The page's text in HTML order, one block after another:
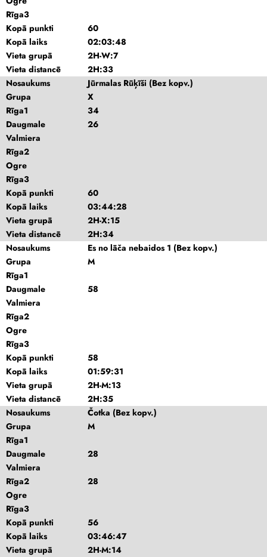
Rīga3
Kopā punkti
60
Kopā laiks
02:03:48
Vieta grupā
2H-W:7
Vieta distancē
2H:33
Nosaukums
Jūrmalas Rūķīši (Bez kopv.)
Grupa
X
Rīga1
34
Daugmale
26
Valmiera
Rīga2
Ogre
Rīga3
Kopā punkti
60
Kopā laiks
03:44:28
Vieta grupā
2H-X:15
Vieta distancē
2H:34
Nosaukums
Es no lāča nebaidos 1 (Bez kopv.)
Grupa
M
Rīga1
Daugmale
58
Valmiera
Rīga2
Ogre
Rīga3
Kopā punkti
58
Kopā laiks
01:59:31
Vieta grupā
2H-M:13
Vieta distancē
2H:35
Nosaukums
Čotka (Bez kopv.)
Grupa
M
Rīga1
Daugmale
28
Valmiera
Rīga2
28
Ogre
Rīga3
Kopā punkti
56
Kopā laiks
03:46:47
Vieta grupā
2H-M:14